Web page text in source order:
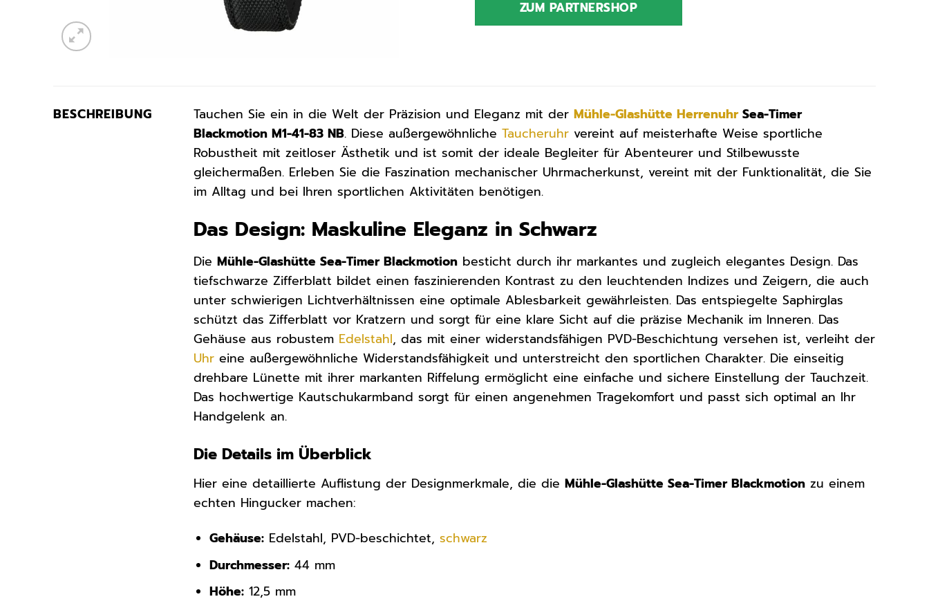
ZUM PARTNERSHOP
BESCHREIBUNG Tauchen Sie ein in die Welt der Präzision und Eleganz mit derMühle-Glashütte HerrenuhrSea-Timer
Blackmotion M1-41-83 NB. Diese außergewöhnlicheTaucheruhr vereint auf meisterhafte Weise sportliche
Robustheit mit zeitloser Ästhetik und ist somit der ideale Begleiter für Abenteurer und Stilbewusste
gleichermaßen. Erleben Sie die Faszination mechanischer Uhrmacherkunst, vereint mit der Funktionalität, die Sie
im Alltag und bei Ihren sportlichen Aktivitäten benötigen.
Das Design: Maskuline Eleganz in Schwarz
DieMühle-Glashütte Sea-Timer Blackmotion besticht durch ihr markantes und zugleich elegantes Design. Das
tiefschwarze Zifferblatt bildet einen faszinierenden Kontrast zu den leuchtenden Indizes und Zeigern, die auch
unter schwierigen Lichtverhältnissen eine optimale Ablesbarkeit gewährleisten. Das entspiegelte Saphirglas
schützt das Zifferblatt vor Kratzern und sorgt für eine klare Sicht auf die präzise Mechanik im Inneren. Das
Gehäuse aus robustem Edelstahl, das mit einer widerstandsfähigen PVD-Beschichtung versehen ist, verleiht der
Uhr eine außergewöhnliche Widerstandsfähigkeit und unterstreicht den sportlichen Charakter. Die einseitig
drehbare Lünette mit ihrer markanten Riffelung ermöglicht eine einfache und sichere Einstellung der Tauchzeit.
Das hochwertige Kautschukarmband sorgt für einen angenehmen Tragekomfort und passt sich optimal an Ihr
Handgelenk an.
Die Details im Überblick
Hier eine detaillierte Auflistung der Designmerkmale, die dieMühle-Glashütte Sea-Timer Blackmotion zu einem
echten Hingucker machen:
Gehäuse: Edelstahl, PVD-beschichtet,schwarz
Durchmesser: 44 mm
Höhe: 12,5 mm